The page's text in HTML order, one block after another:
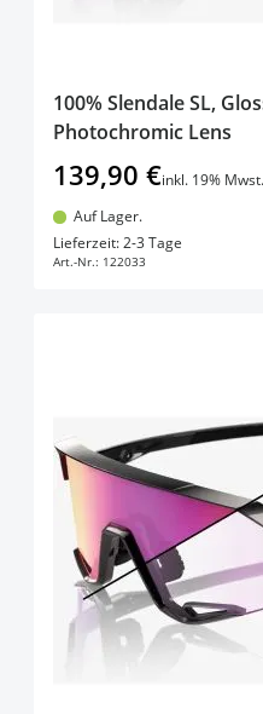
100% Slendale SL,
Photochromic Lens
139,90 €inkl. 19% Mwst.
Auf Lager.
Lieferzeit: 2-3 Tage
Art.-Nr.: 122033